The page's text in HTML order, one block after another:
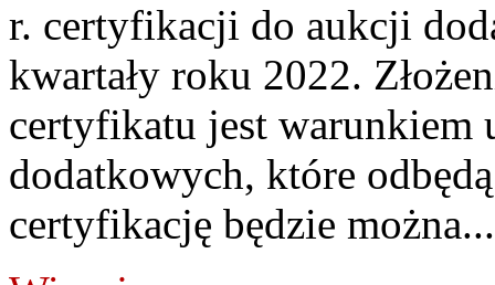
r. certyfikacji do aukcji
kwartały roku 2022.
certyfikatu jest warunkiem
dodatkowych, które
certyfikację będzie można...